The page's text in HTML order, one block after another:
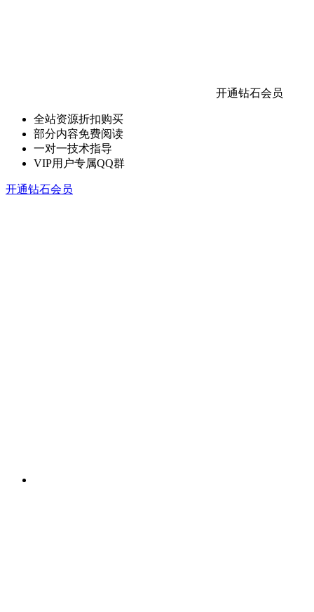
开通钻石会员
全站资源折扣购买
部分内容免费阅读
一对一技术指导
VIP用户专属QQ群
开通钻石会员